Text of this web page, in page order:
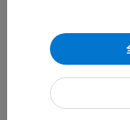
間違いを発見し